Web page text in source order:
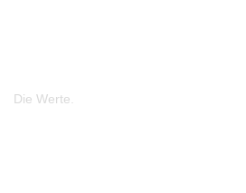
Die Werte.